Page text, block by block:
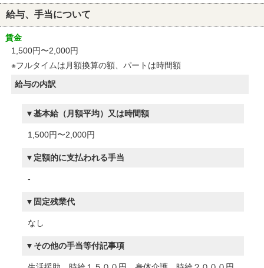
給与、手当について
賃金
1,500円〜2,000円
※フルタイムは月額換算の額、パートは時間額
給与の内訳
基本給（月額平均）又は時間額
1,500円〜2,000円
定額的に支払われる手当
-
固定残業代
なし
その他の手当等付記事項